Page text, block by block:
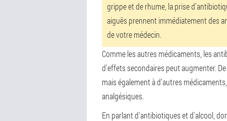
grippe et de rhume, la prise
aiguës prennent immédiatement des
de votre médecin.
Comme les autres médicaments, les
d'effets secondaires peut augmenter.
mais également à d'autres
analgésiques.
En parlant d'antibiotiques et d'alcool,